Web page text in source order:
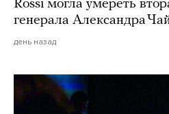
Rossi могла умереть
генерала Александра
день назад